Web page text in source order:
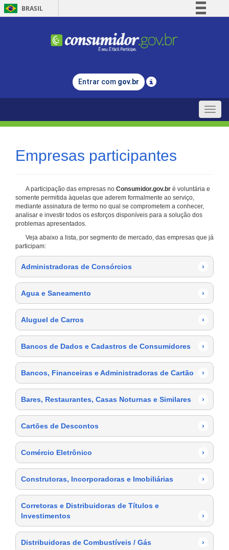
BRASIL
Comunica BR
Legislação
Entrar com gov.br
Toggle
Empresas participantes
A participação das empresas no Consumidor.gov.br é voluntária e
somente permitida àquelas que aderem formalmente ao serviço,
mediante assinatura de termo no qual se comprometem a conhecer,
analisar e investir todos os esforços disponíveis para a solução dos
problemas apresentados.
Veja abaixo a lista, por segmento de mercado, das empresas que já
participam:
Administradoras de Consórcios ›
Agua e Saneamento ›
Aluguel de Carros ›
Bancos de Dados e Cadastros de Consumidores ›
Bancos, Financeiras e Administradoras de Cartão ›
Bares, Restaurantes, Casas Noturnas e Similares ›
Cartões de Descontos ›
Comércio Eletrônico ›
Construtoras, Incorporadoras e Imobiliárias ›
Corretoras e Distribuidoras de Títulos e
Investimentos
›
Distribuidoras de Combustíveis / Gás ›